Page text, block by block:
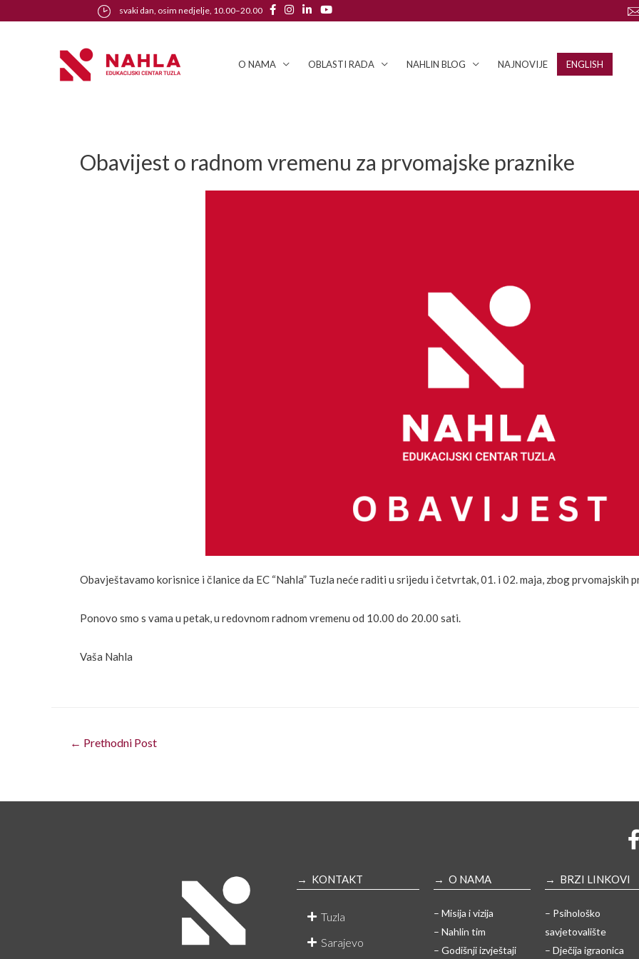
svaki dan, osim nedjelje, 10.00–20.00
O NAMA OBLASTI RADA NAHLIN BLOG NAJNOVIJE ENGLISH
Obavijest o radnom vremenu za prvomajske praznike
Obavještavamo korisnice i članice da EC “Nahla” Tuzla neće raditi u srijedu i četvrtak, 01. i 02. maja, zbog prvomajskih
Ponovo smo s vama u petak, u redovnom radnom vremenu od 10.00 do 20.00 sati.
Vaša Nahla
← Prethodni Post
→ KONTAKT
Tuzla
Sarajevo
→ O NAMA
– Misija i vizija
– Nahlin tim
– Godišnji izvještaji
→ BRZI LINKOVI
– Psihološko
savjetovalište
– Dječija igraonica